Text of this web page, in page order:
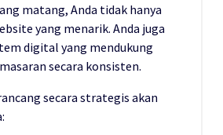
matang, Anda tidak hanya
yang menarik. Anda juga
digital yang mendukung
secara konsisten.
secara strategis akan